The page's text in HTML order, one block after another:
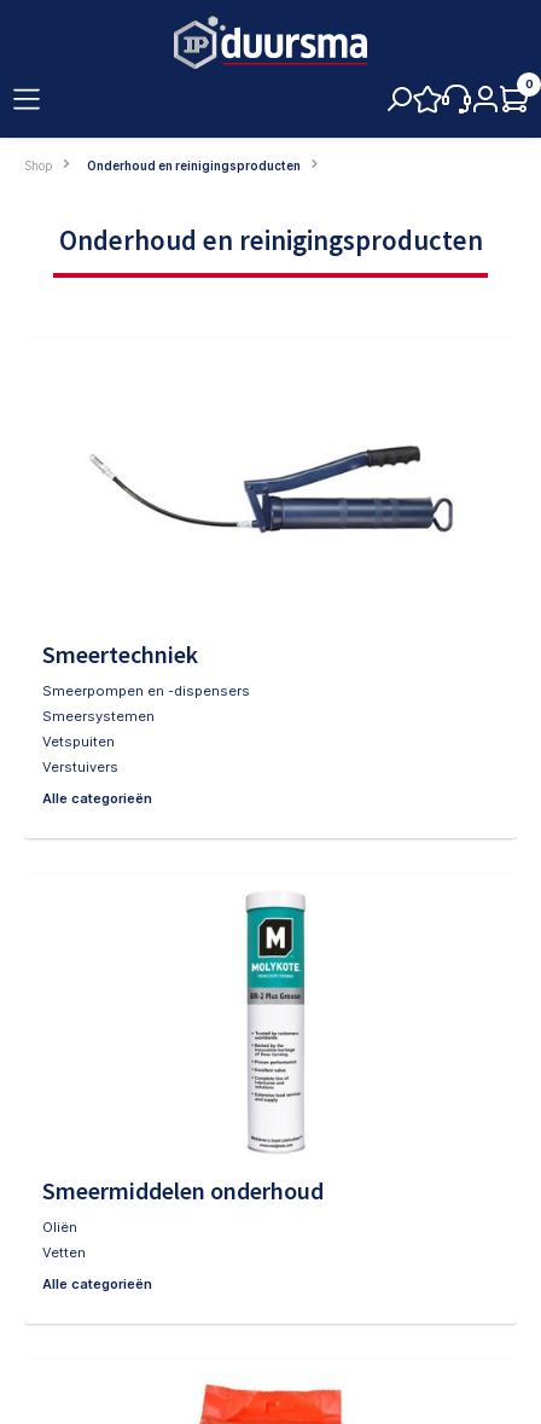
0
Shop Onderhoud en reinigingsproducten
Onderhoud en reinigingsproducten
Smeertechniek
Smeerpompen en -dispensers
Smeersystemen
Vetspuiten
Verstuivers
Alle categorieën
Smeermiddelen onderhoud
Oliën
Vetten
Alle categorieën